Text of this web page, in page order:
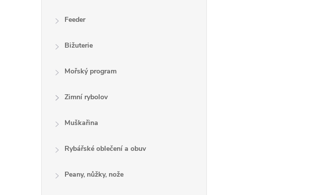
Feeder
Bižuterie
Mořský program
Zimní rybolov
Muškařina
Rybářské oblečení a obuv
Peany, nůžky, nože